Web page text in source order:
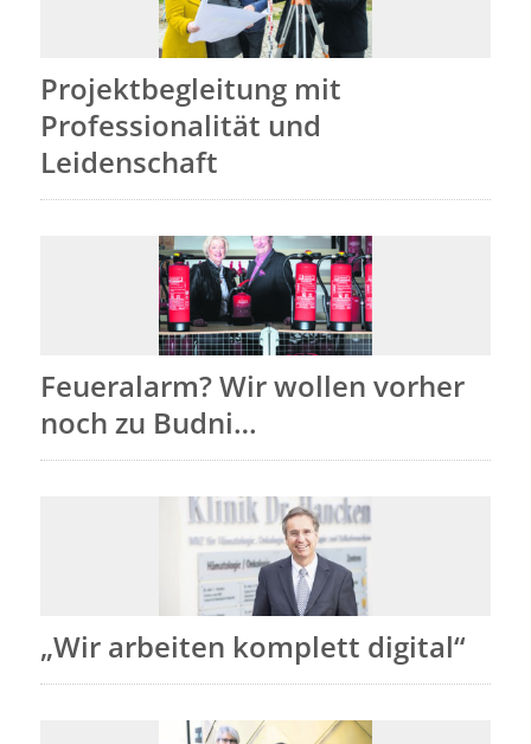
Projektbegleitung mit
Professionalität und
Leidenschaft
Feueralarm? Wir wollen vorher
noch zu Budni…
„Wir arbeiten komplett digital“